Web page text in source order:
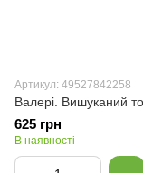
Артикул: 49527842258
Валері. Вишуканий
625 грн
В наявності